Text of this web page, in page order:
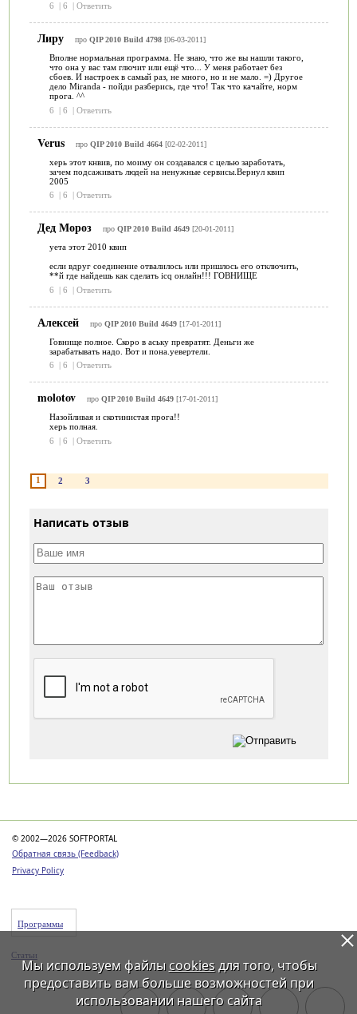
6
| 6 | Ответить
Лиру про QIP 2010 Build 4798[06-03-2011]
Вполне нормальная программа. Не знаю, что же вы нашли такого,
что она у вас там глючит или ещё что... У меня работает без
сбоев. И настроек в самый раз, не много, но и не мало. =) Другое
дело Miranda - пойди разберись, где что! Так что качайте, норм
прога. ^^
6
| 6 | Ответить
Verus про QIP 2010 Build 4664[02-02-2011]
херь этот кнвив, по моиму он создавался с целью заработать,
зачем подсаживать людей на ненужные сервисы.Вернул квип
2005
6
| 6 | Ответить
Дед Мороз про QIP 2010 Build 4649[20-01-2011]
уета этот 2010 квип
если вдруг соединение отвалилось или пришлось его отключить,
**й где найдешь как сделать icq онлайн!!! ГОВНИЩЕ
6
| 6 | Ответить
Алексей про QIP 2010 Build 4649[17-01-2011]
Говнище полное. Скоро в аську превратят. Деньги же
зарабатывать надо. Вот и пона.уевертели.
6
| 6 | Ответить
molotov про QIP 2010 Build 4649[17-01-2011]
Назойливая и скотинистая прога!!
херь полная.
6
| 6 | Ответить
1 2 3
Написать отзыв
© 2002—2026 SOFTPORTAL
Обратная связь (Feedback)
Privacy Policy
Программы
Статьи
Мы используем файлы cookiesдля того, чтобы
предоставить вам больше возможностей при
использовании нашего сайта